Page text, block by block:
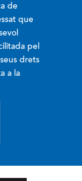
de
que
pel
drets
a la